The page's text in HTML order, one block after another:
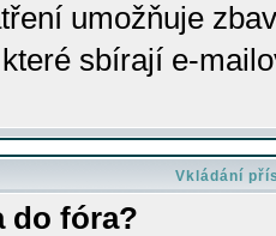
umožňuje
sbírají e-
Vkládání
do fóra?